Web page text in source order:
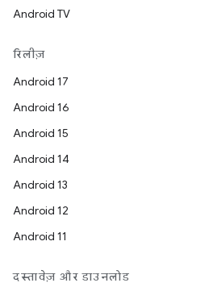
Android TV
रिलीज़
Android 17
Android 16
Android 15
Android 14
Android 13
Android 12
Android 11
दस्तावेज़ और डाउनलोड